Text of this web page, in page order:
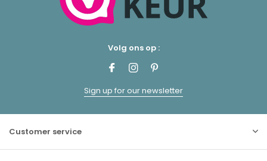
Volg ons op :
Sign up for our newsletter
Customer service